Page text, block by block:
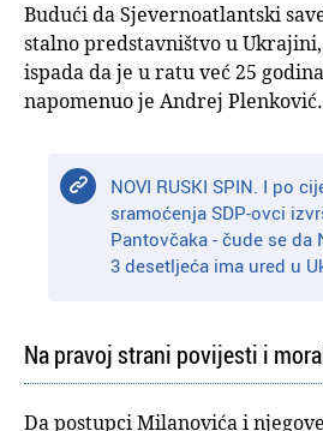
Budući da Sjevernoatlantski
stalno predstavništvo u
ispada da je u ratu već 25
napomenuo je Andrej Plenković.
NOVI RUSKI SPIN. I po
sramoćenja SDP-ovci
Pantovčaka - čude se da
3 desetljeća ima ured u
Na pravoj strani povijesti i
Da postupci Milanovića i